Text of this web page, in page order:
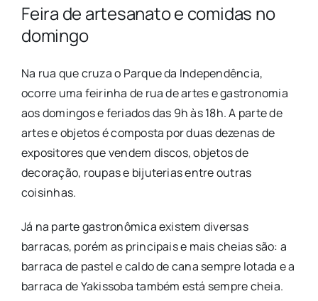
Feira de artesanato e comidas no
domingo
Na rua que cruza o Parque da Independência,
ocorre uma feirinha de rua de artes e gastronomia
aos domingos e feriados das 9h às 18h. A parte de
artes e objetos é composta por duas dezenas de
expositores que vendem discos, objetos de
decoração, roupas e bijuterias entre outras
coisinhas.
Já na parte gastronômica existem diversas
barracas, porém as principais e mais cheias são: a
barraca de pastel e caldo de cana sempre lotada e a
barraca de Yakissoba também está sempre cheia.